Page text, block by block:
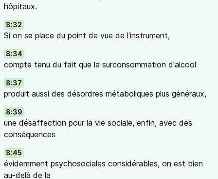
hôpitaux.
8:32
Si on se place du point de vue de l'instrument,
8:34
compte tenu du fait que la surconsommation d'alcool
8:37
produit aussi des désordres métaboliques plus généraux,
8:39
une désaffection pour la vie sociale, enfin, avec des
conséquences
8:45
évidemment psychosociales considérables, on est bien
au-delà de la